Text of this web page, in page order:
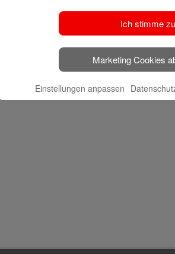
Ich stimme zu
Marketing Cookies
Einstellungen anpassen